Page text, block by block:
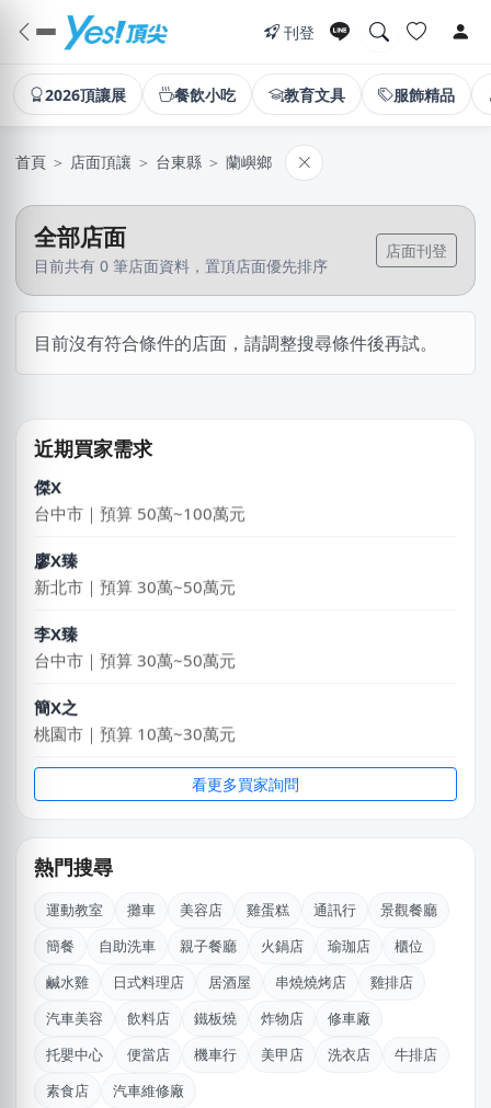
刊登
2026頂讓展 餐飲小吃 教育文具 服飾精品
首頁 ＞ 店面頂讓 ＞ 台東縣 ＞ 蘭嶼鄉
全部店面
目前共有 0 筆店面資料，置頂店面優先排序
店面刊登
目前沒有符合條件的店面，請調整搜尋條件後再試。
近期買家需求
林X志
新北市｜預算 30萬~50萬元
傑X
台中市｜預算 50萬~100萬元
廖X臻
新北市｜預算 30萬~50萬元
李X臻
台中市｜預算 30萬~50萬元
簡X之
桃園市｜預算 10萬~30萬元
陳X豪
台北市｜預算 30萬~50萬元
新北市｜預算 10萬~30萬元
林X志
台中市｜預算 10萬~30萬元
廖X臻
新北市｜預算 30萬~50萬元
傑X
台中市｜預算 50萬~100萬元
看更多買家詢問
熱門搜尋
運動教室 攤車 美容店 雞蛋糕 通訊行
景觀餐廳
簡餐
自助洗車 親子餐廳 火鍋店 瑜珈店
櫃位
鹹水雞
日式料理店 居酒屋 串燒燒烤店
雞排店
汽車美容
飲料店 鐵板燒 炸物店
修車廠
托嬰中心
便當店 機車行 美甲店 洗衣店
牛排店
素食店
汽車維修廠